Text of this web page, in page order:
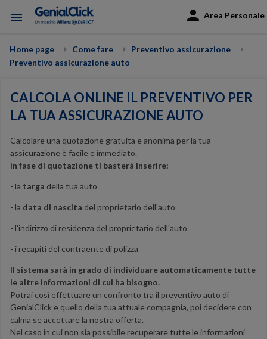
Area Personale
menu
Home page Come fare
Preventivo assicurazione
Preventivo assicurazione auto
CALCOLA ONLINE IL PREVENTIVO PER
LA TUA ASSICURAZIONE AUTO
Calcolare una quotazione gratuita e anonima per la tua
assicurazione è facile e immediato.
In fase di quotazione ti basterà inserire:
- la targa della tua auto
- la data di nascita del proprietario dell'auto
- l'indirizzo di residenza del proprietario dell'auto
- i recapiti del contraente di polizza
Il sistema sarà in grado di individuare automaticamente tutte
le altre informazioni di cui ha bisogno.
Potrai così effettuare un confronto tra il preventivo auto di
GenialClick e quello della tua attuale compagnia, poi decidere con
calma se accettare la nostra offerta.
Nel caso in cui non sia possibile recuperare tutte le informazioni